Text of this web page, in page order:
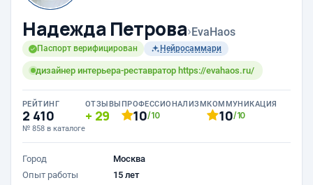
Надежда Петрова›EvaHaos
Паспорт верифицирован Нейросаммари
дизайнер интерьера-реставратор https://evahaos.ru/
РЕЙТИНГ
2 410
№ 858 в каталоге
ОТЗЫВЫ
29
ПРОФЕССИОНАЛИЗМ
10/10
КОММУНИКАЦИЯ
10/10
Город
Москва
Опыт работы
15 лет